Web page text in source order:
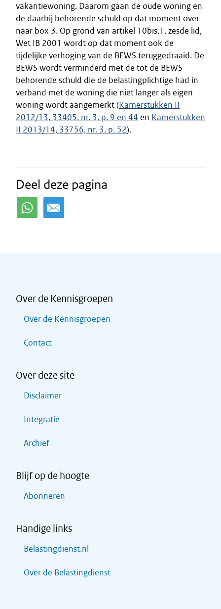
vakantiewoning. Daarom gaan de oude woning en
de daarbij behorende schuld op dat moment over
naar box 3. Op grond van artikel 10bis.1, zesde lid,
Wet IB 2001 wordt op dat moment ook de
tijdelijke verhoging van de BEWS teruggedraaid. De
BEWS wordt verminderd met de tot de BEWS
behorende schuld die de belastingplichtige had in
verband met de woning die niet langer als eigen
woning wordt aangemerkt (Kamerstukken II
2012/13, 33405, nr. 3, p. 9 en 44 en Kamerstukken
II 2013/14, 33756, nr. 3. p. 52).
Deel deze pagina
Over de Kennisgroepen
Over de Kennisgroepen
Contact
Over deze site
Disclaimer
Integratie
Archief
Blijf op de hoogte
Abonneren
Handige links
Belastingdienst.nl
Over de Belastingdienst